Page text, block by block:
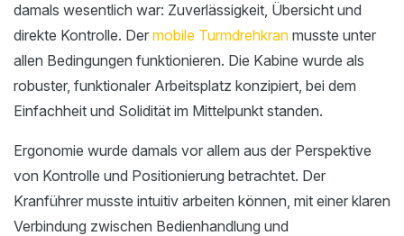
damals wesentlich war: Zuverlässigkeit, Übersicht und
direkte Kontrolle. Der mobile Turmdrehkran musste unter
allen Bedingungen funktionieren. Die Kabine wurde als
robuster, funktionaler Arbeitsplatz konzipiert, bei dem
Einfachheit und Solidität im Mittelpunkt standen.
Ergonomie wurde damals vor allem aus der Perspektive
von Kontrolle und Positionierung betrachtet. Der
Kranführer musste intuitiv arbeiten können, mit einer klaren
Verbindung zwischen Bedienhandlung und